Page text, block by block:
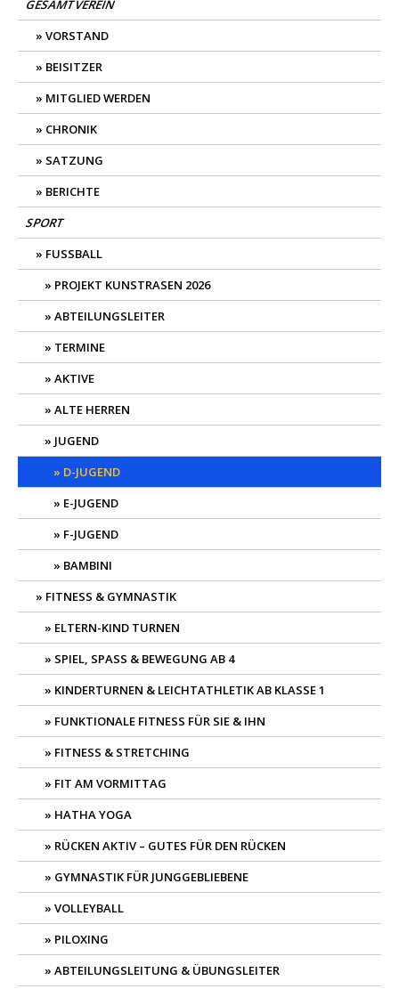
GESAMTVEREIN
VORSTAND
BEISITZER
MITGLIED WERDEN
CHRONIK
SATZUNG
BERICHTE
SPORT
FUSSBALL
PROJEKT KUNSTRASEN 2026
ABTEILUNGSLEITER
TERMINE
AKTIVE
ALTE HERREN
JUGEND
D-JUGEND
E-JUGEND
F-JUGEND
BAMBINI
FITNESS & GYMNASTIK
ELTERN-KIND TURNEN
SPIEL, SPASS & BEWEGUNG AB 4
KINDERTURNEN & LEICHTATHLETIK AB KLASSE 1
FUNKTIONALE FITNESS FÜR SIE & IHN
FITNESS & STRETCHING
FIT AM VORMITTAG
HATHA YOGA
RÜCKEN AKTIV – GUTES FÜR DEN RÜCKEN
GYMNASTIK FÜR JUNGGEBLIEBENE
VOLLEYBALL
PILOXING
ABTEILUNGSLEITUNG & ÜBUNGSLEITER